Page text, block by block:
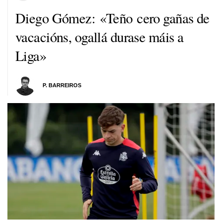
Diego Gómez: «Teño cero gañas de
vacacións, ogallá durase máis a
Liga»
P. BARREIROS